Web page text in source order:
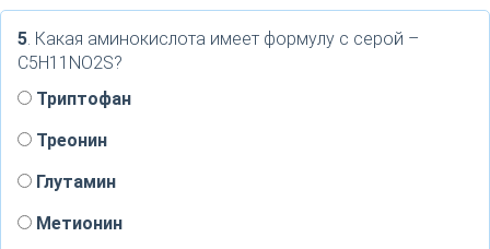
5. Какая аминокислота имеет формулу с серой –
C5H11NO2S?
Триптофан
Треонин
Глутамин
Метионин